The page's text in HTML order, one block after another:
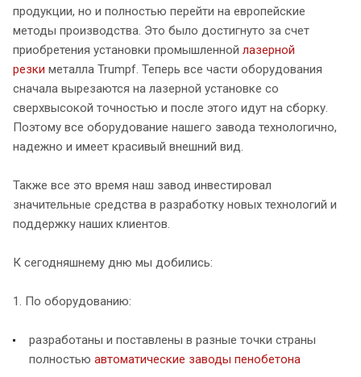
продукции, но и полностью перейти на европейские
методы производства. Это было достигнуто за счет
приобретения установки промышленной лазерной
резки металла Trumpf. Теперь все части оборудования
сначала вырезаются на лазерной установке со
сверхвысокой точностью и после этого идут на сборку.
Поэтому все оборудование нашего завода технологично,
надежно и имеет красивый внешний вид.
Также все это время наш завод инвестировал
значительные средства в разработку новых технологий и
поддержку наших клиентов.
К сегодняшнему дню мы добились:
1. По оборудованию:
разработаны и поставлены в разные точки страны
полностью автоматические заводы пенобетона